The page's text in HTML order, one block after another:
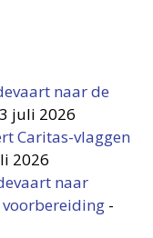
naar de
juli 2026
Caritas-vlaggen
2026
naar
-